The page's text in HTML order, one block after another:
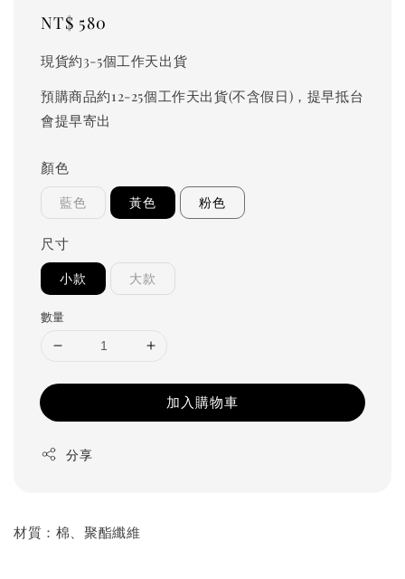
Regular
NT$ 580
現貨約3-5個工作天出貨
預購商品約12-25個工作天出貨(不含假日)，提早抵台
會提早寄出
顏色
藍色 黃色 粉色
尺寸
小款 大款
數量
加入購物車
分享
材質：棉、聚酯纖維